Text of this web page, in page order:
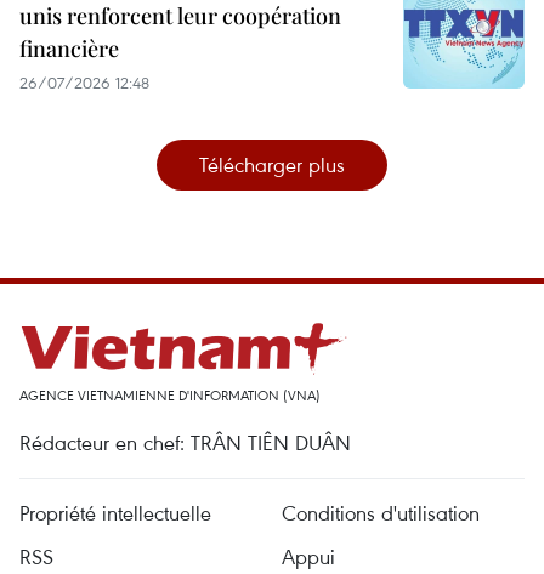
unis renforcent leur coopération
financière
26/07/2026 12:48
Télécharger plus
AGENCE VIETNAMIENNE D'INFORMATION (VNA)
Rédacteur en chef: TRÂN TIÊN DUÂN
Propriété intellectuelle
Conditions d'utilisation
RSS
Appui